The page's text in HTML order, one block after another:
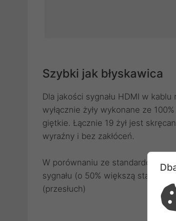
Szybki jak błyskawica
Dla jakości sygnału HDMI w
wyłącznie żyły wykonane ze
giętkie. Łącznie 19 żył jest
wyraźny i bez zakłóceń.
W porównaniu ze standardowymi
sygnału (o 50% większą
(przesłuch)